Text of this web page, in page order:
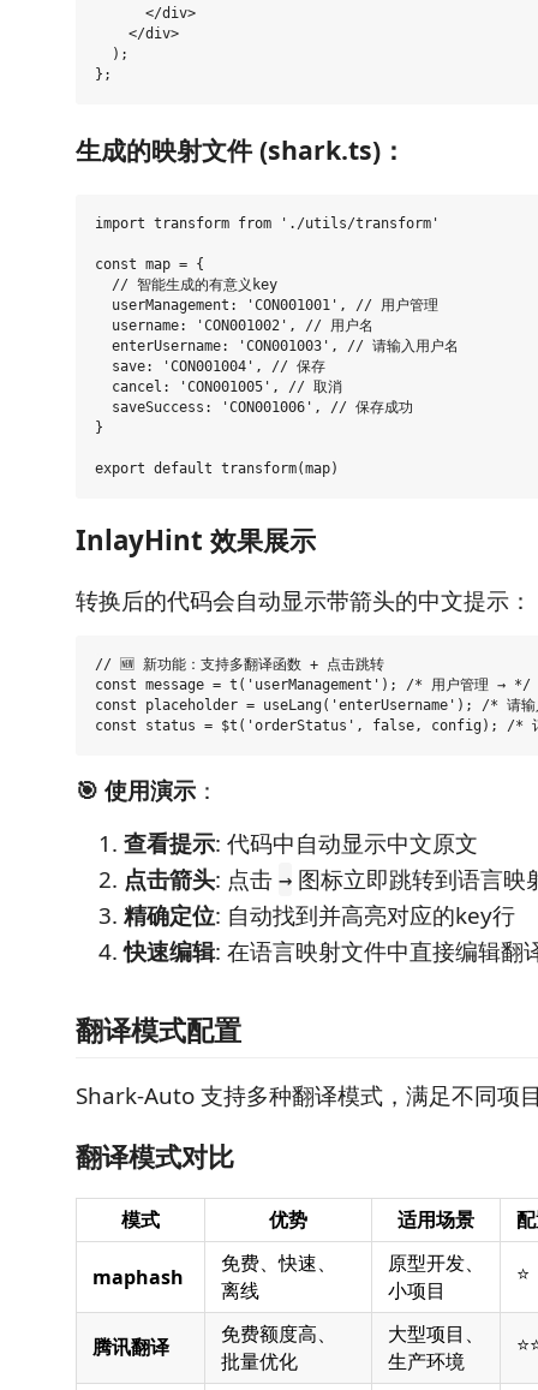
      </div>
    </div>
  );
生成的映射文件 (shark.ts)：
import transform from './utils/transform'
const map = {
  // 智能生成的有意义key
  userManagement: 'CON001001', // 用户管理
  username: 'CON001002', // 用户名
  enterUsername: 'CON001003', // 请输入用户名
  save: 'CON001004', // 保存
  cancel: 'CON001005', // 取消
  saveSuccess: 'CON001006', // 保存成功
}
InlayHint 效果展示
转换后的代码会自动显示带箭头的中文提示：
// 🆕 新功能：支持多翻译函数 + 点击跳转
const message = t('userManagement'); /* 用户管理 → */
const placeholder = useLang('enterUsername'); /* 请输
🎯 使用演示 ：
查看提示: 代码中自动显示中文原文
点击箭头: 点击 → 图标立即跳转到语言映
精确定位: 自动找到并高亮对应的key行
快速编辑: 在语言映射文件中直接编辑翻
翻译模式配置
Shark-Auto 支持多种翻译模式，满足不同项
翻译模式对比
模式 优势 适用场景
maphash
免费、快速、
离线
原型开发、
小项目
⭐
腾讯翻译
免费额度高、
批量优化
大型项目、
生产环境